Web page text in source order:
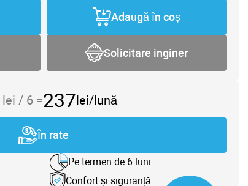
Adaugă în coș
Solicitare inginer
lei / 6 =237lei/lună
În rate
Pe termen de 6 luni
Confort și siguranță